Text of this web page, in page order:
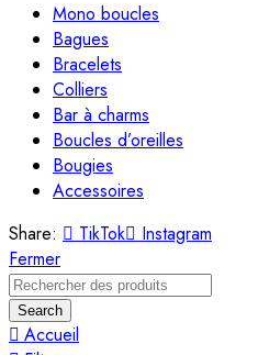
Mono boucles
Bagues
Bracelets
Colliers
Bar à charms
Boucles d’oreilles
Bougies
Accessoires
Share:
TikTok
Instagram
Fermer
Search
Accueil